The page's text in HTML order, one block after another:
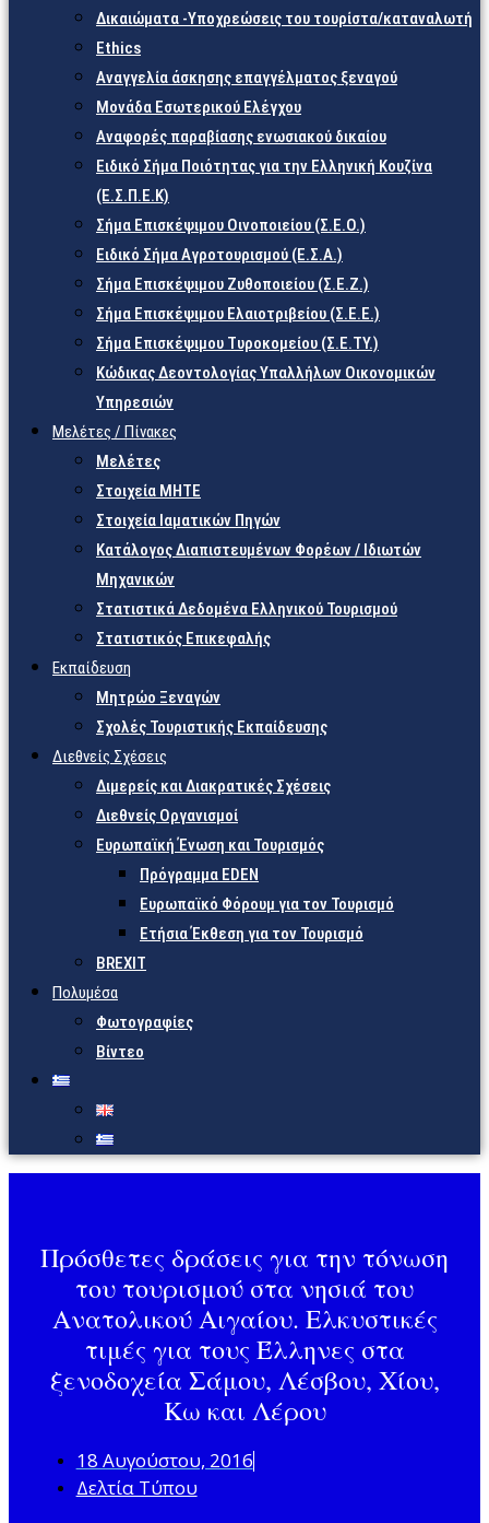
Δικαιώματα -Υποχρεώσεις του τουρίστα/καταναλωτή
Ethics
Αναγγελία άσκησης επαγγέλματος ξεναγού
Μονάδα Εσωτερικού Ελέγχου
Αναφορές παραβίασης ενωσιακού δικαίου
Ειδικό Σήμα Ποιότητας για την Ελληνική Κουζίνα
(Ε.Σ.Π.Ε.Κ)
Σήμα Επισκέψιμου Οινοποιείου (Σ.Ε.Ο.)
Ειδικό Σήμα Αγροτουρισμού (Ε.Σ.Α.)
Σήμα Επισκέψιμου Ζυθοποιείου (Σ.Ε.Ζ.)
Σήμα Επισκέψιμου Ελαιοτριβείου (Σ.Ε.Ε.)
Σήμα Επισκέψιμου Τυροκομείου (Σ.Ε.TY.)
Κώδικας Δεοντολογίας Υπαλλήλων Οικονομικών
Υπηρεσιών
Μελέτες / Πίνακες
Μελέτες
Στοιχεία ΜΗΤΕ
Στοιχεία Ιαματικών Πηγών
Κατάλογος Διαπιστευμένων Φορέων / Ιδιωτών
Μηχανικών
Στατιστικά Δεδομένα Ελληνικού Τουρισμού
Στατιστικός Επικεφαλής
Εκπαίδευση
Μητρώο Ξεναγών
Σχολές Τουριστικής Εκπαίδευσης
Διεθνείς Σχέσεις
Διμερείς και Διακρατικές Σχέσεις
Διεθνείς Οργανισμοί
Ευρωπαϊκή Ένωση και Τουρισμός
Πρόγραμμα EDEN
Ευρωπαϊκό Φόρουμ για τον Τουρισμό
Ετήσια Έκθεση για τον Τουρισμό
BREXIT
Πολυμέσα
Φωτογραφίες
Βίντεο
Πρόσθετες δράσεις για την τόνωση
του τουρισμού στα νησιά του
Ανατολικού Αιγαίου. Ελκυστικές
τιμές για τους Έλληνες στα
ξενοδοχεία Σάμου, Λέσβου, Χίου,
Κω και Λέρου
18 Αυγούστου, 2016
Δελτία Τύπου